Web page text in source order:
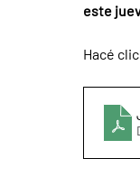
este
Hacé